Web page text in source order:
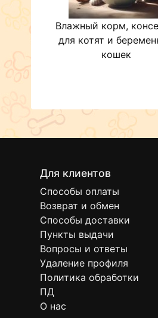
Влажный корм,
для котят и
кошек
Для клиентов
Способы оплаты
Возврат и обмен
Способы доставки
Пункты выдачи
Вопросы и ответы
Удаление профиля
Политика обработки
ПД
О нас